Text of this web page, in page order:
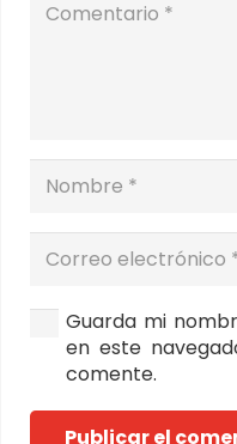
Guarda mi
en este
comente.
Publicar el